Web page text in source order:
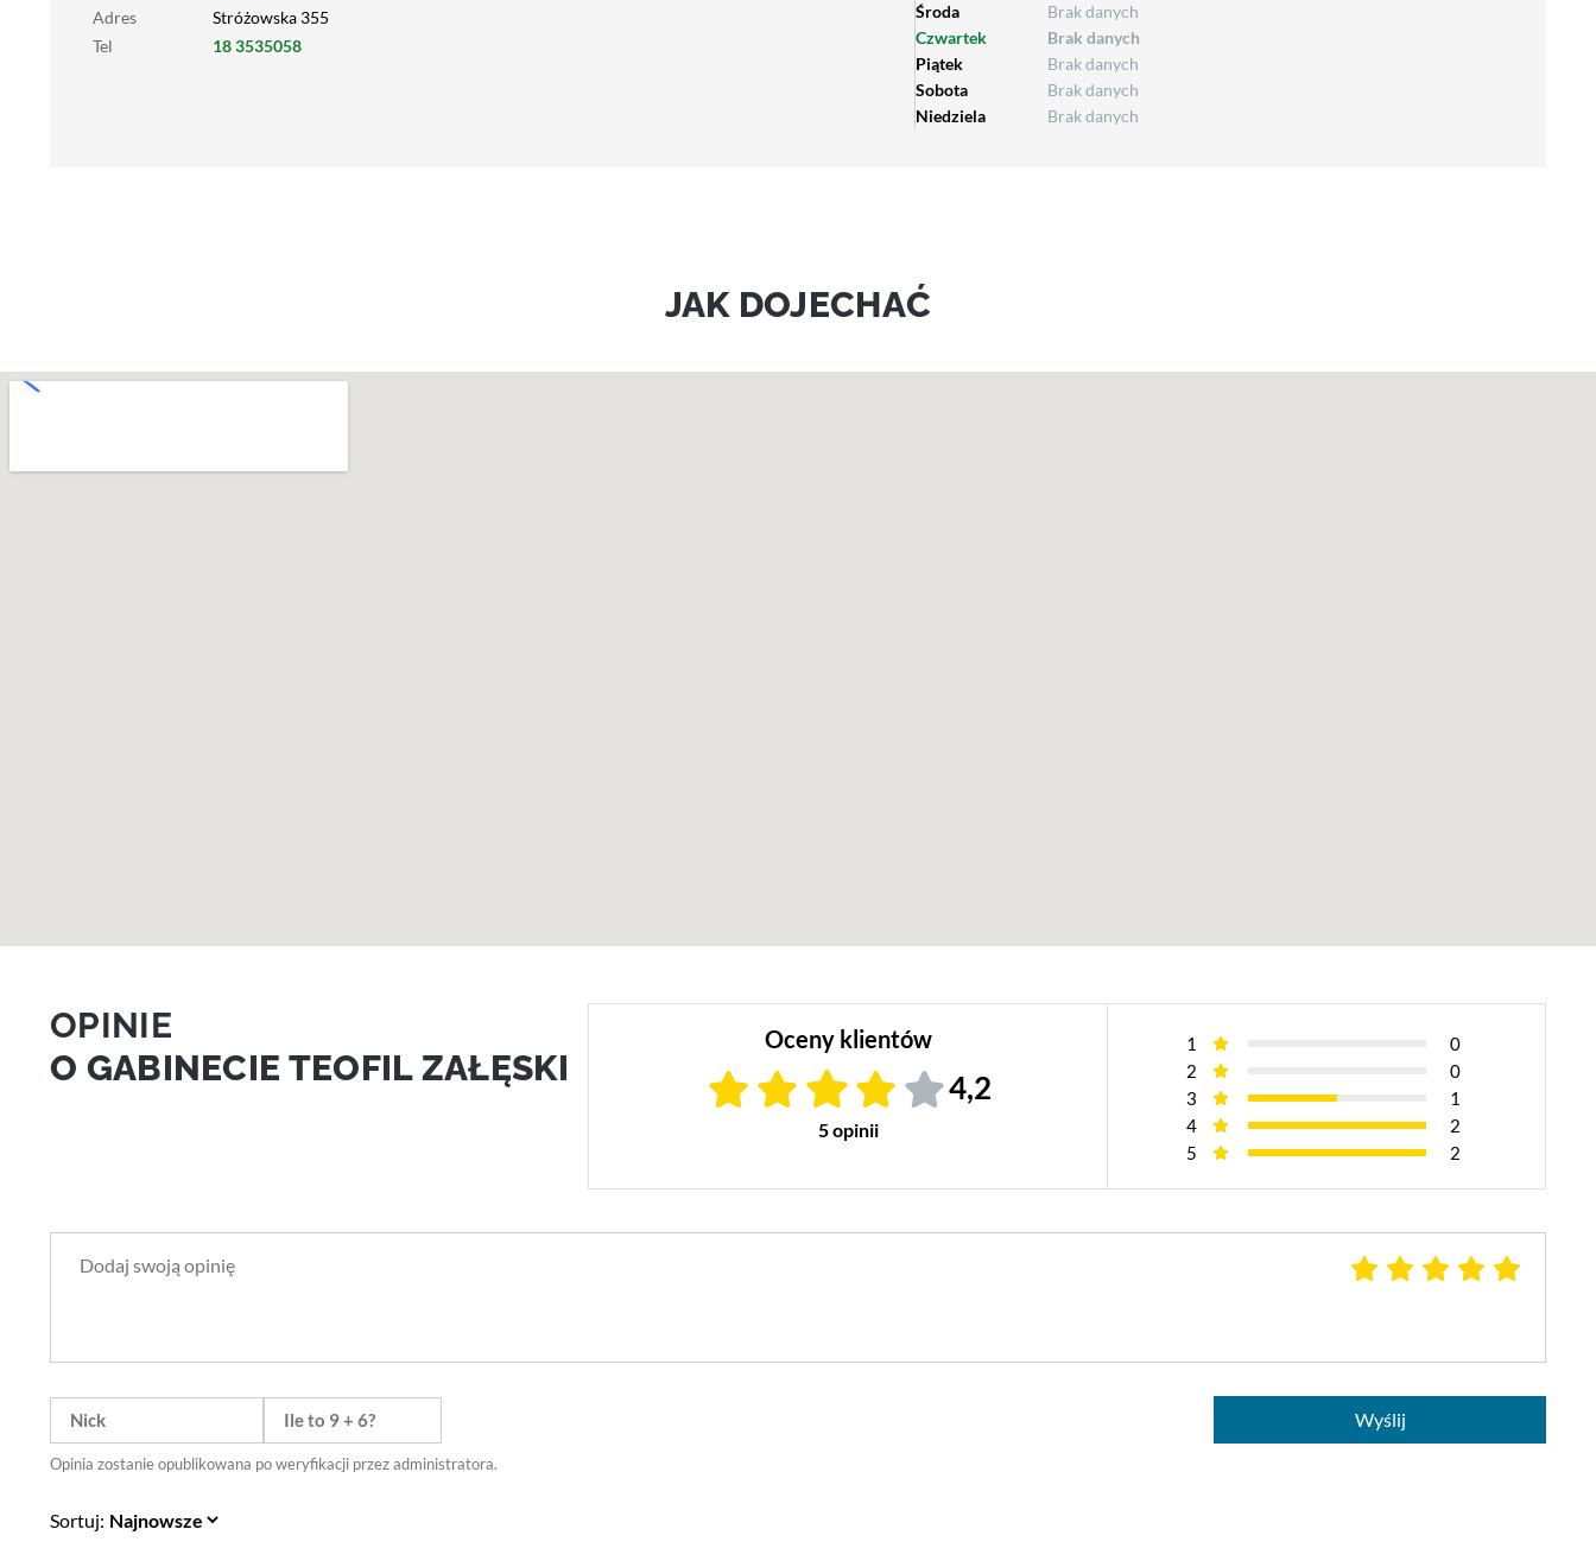
Adres
Stróżowska 355
Tel
18 3535058
Środa
Brak danych
Czwartek
Brak danych
Piątek
Brak danych
Sobota
Brak danych
Niedziela
Brak danych
JAK DOJECHAĆ
OPINIE
O GABINECIE TEOFIL ZAŁĘSKI
Oceny klientów
4,2
5 opinii
1
0
2
0
3
1
4
2
5
2
Wyślij
Opinia zostanie opublikowana po weryfikacji przez administratora.
Sortuj: